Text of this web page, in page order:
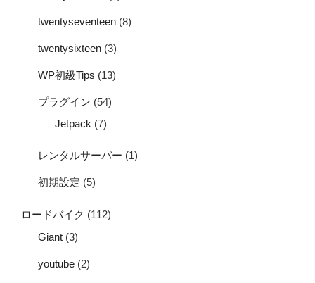
twentyseventeen (8)
twentysixteen (3)
WP初級Tips (13)
プラグイン (54)
Jetpack (7)
レンタルサーバー (1)
初期設定 (5)
ロードバイク (112)
Giant (3)
youtube (2)